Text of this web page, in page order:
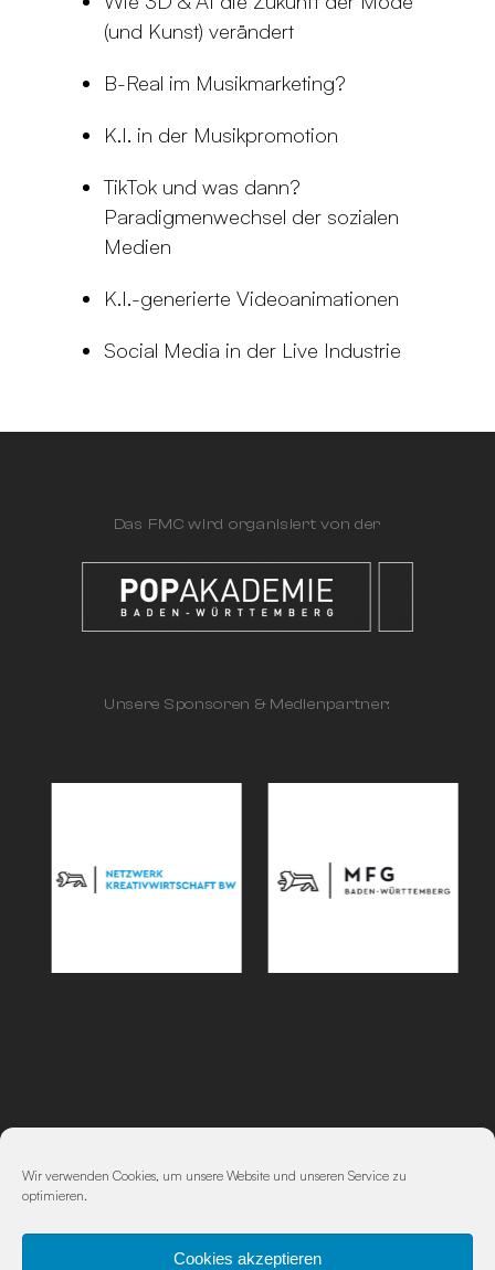
Wir verwenden Cookies, um unsere Website und unseren Service zu
optimieren.
Cookies akzeptieren
(und Kunst) verändert
B-Real im Musikmarketing?
K.I. in der Musikpromotion
TikTok und was dann?
Paradigmenwechsel der sozialen
Medien
K.I.-generierte Videoanimationen
Social Media in der Live Industrie
Das FMC wird organisiert von der
Unsere Sponsoren & Medienpartner: